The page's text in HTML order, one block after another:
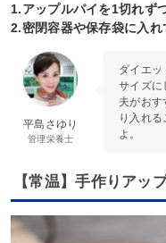
1.アップルパイを1切れず
2.密閉容器や保存袋に入
平島さゆり
管理栄養士
ダイエッ
サイズに
夫がおす
り入れ
よ。
【常温】手作りアッ